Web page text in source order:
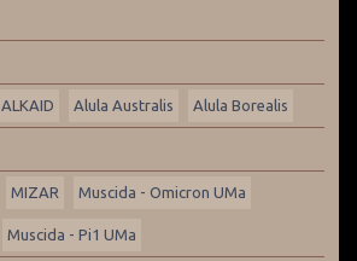
ALKAID Alula Australis Alula Borealis
MIZAR Muscida - Omicron UMa
Muscida - Pi1 UMa